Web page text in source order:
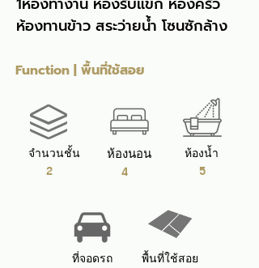
ห้องทานข้าว สระว่ายน้ำ โซนซักล้าง
Function | พื้นที่ใช้สอย
จำนวนชั้น
4
ห้องนอน
ที่จอดรถ พื้นที่ใช้สอย
ห้องน้ำ
2 5